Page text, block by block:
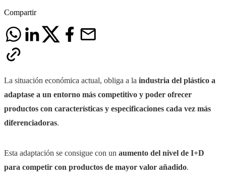
Compartir
La situación económica actual, obliga a la industria del plástico a
adaptase a un entorno más competitivo y poder ofrecer
productos con características y especificaciones cada vez más
diferenciadoras.
Esta adaptación se consigue con un aumento del nivel de I+D
para competir con productos de mayor valor añadido.